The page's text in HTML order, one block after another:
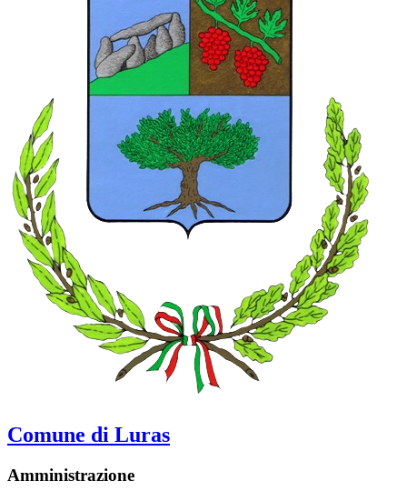
Comune di Luras
Amministrazione